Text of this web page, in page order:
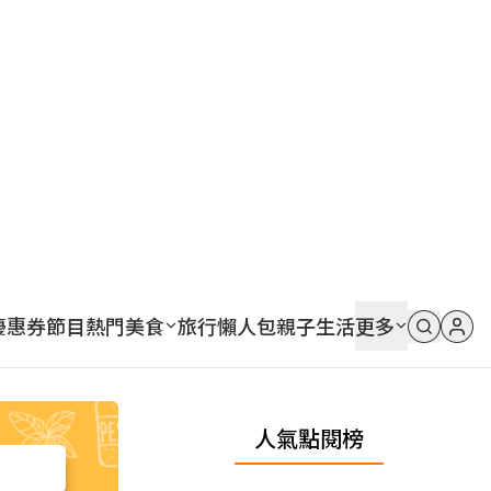
惠券節目熱門美食 旅行懶人包親子生活更多
人氣點閱榜